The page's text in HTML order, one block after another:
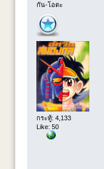
กัน-โอตะ
กระทู้: 4,133
Like: 50